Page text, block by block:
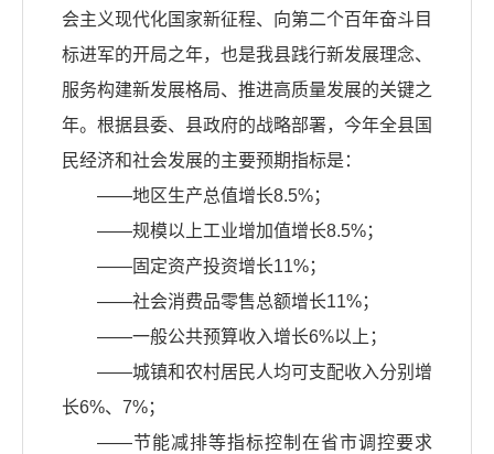
会主义现代化国家新征程、向第二个百年奋斗目
标进军的开局之年，也是我县践行新发展理念、
服务构建新发展格局、推进高质量发展的关键之
年。根据县委、县政府的战略部署，今年全县国
民经济和社会发展的主要预期指标是：
——地区生产总值增长8.5%；
——规模以上工业增加值增长8.5%；
——固定资产投资增长11%；
——社会消费品零售总额增长11%；
——一般公共预算收入增长6%以上；
——城镇和农村居民人均可支配收入分别增
长6%、7%；
——节能减排等指标控制在省市调控要求